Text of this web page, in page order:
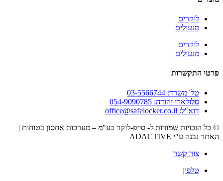
לוקרים
מנעולים
לוקרים
מנעולים
פרטי התקשרות
טל' משרד: 03-5566744
סלולארי יהודה: 054-9090785
דוא"ל: office@safelocker.co.il
© כל הזכויות שמורות ל- סייפ-לוקר בע"מ – מערכות אחסון בטוחות |
האתר נבנה ע"י ADACTIVE
צור קשר
טלפון